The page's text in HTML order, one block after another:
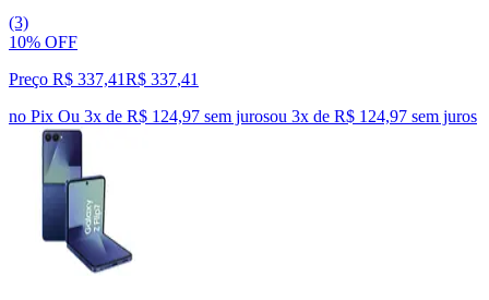
(3)
10% OFF
Preço R$ 337,41R$ 337,41
no Pix Ou 3x de R$ 124,97 sem jurosou 3x de R$ 124,97 sem juros